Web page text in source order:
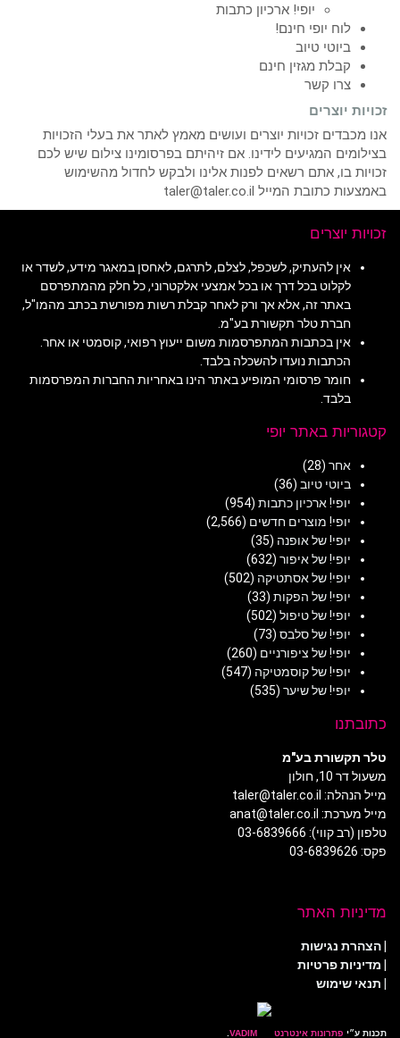
יופי! ארכיון כתבות
לוח יופי חינם!
ביוטי טיוב
קבלת מגזין חינם
צרו קשר
זכויות יוצרים
אנו מכבדים זכויות יוצרים ועושים מאמץ לאתר את בעלי הזכויות
בצילומים המגיעים לידינו. אם זיהיתם בפרסומינו צילום שיש לכם
זכויות בו, אתם רשאים לפנות אלינו ולבקש לחדול מהשימוש
באמצעות כתובת המייל taler@taler.co.il
זכויות יוצרים
אין להעתיק, לשכפל, לצלם, לתרגם, לאחסן במאגר מידע, לשדר או
לקלוט בכל דרך או בכל אמצעי אלקטרוני, כל חלק מהמתפרסם
באתר זה, אלא אך ורק לאחר קבלת רשות מפורשת בכתב מהמו"ל,
חברת טלר תקשורת בע"מ.
אין בכתבות המתפרסמות משום ייעוץ רפואי, קוסמטי או אחר.
הכתבות נועדו להשכלה בלבד.
חומר פרסומי המופיע באתר הינו באחריות החברות המפרסמות
בלבד.
קטגוריות באתר יופי
אחר (28)
ביוטי טיוב (36)
יופי! ארכיון כתבות (954)
יופי! מוצרים חדשים (2,566)
יופי! של אופנה (35)
יופי! של איפור (632)
יופי! של אסתטיקה (502)
יופי! של הפקות (33)
יופי! של טיפול (502)
יופי! של סלבס (73)
יופי! של ציפורניים (260)
יופי! של קוסמטיקה (547)
יופי! של שיער (535)
כתובתנו
טלר תקשורת בע"מ
משעול דר 10, חולון
מייל הנהלה: taler@taler.co.il
מייל מערכת: anat@taler.co.il
טלפון (רב קווי): 03-6839666
פקס: 03-6839626
מדיניות האתר
|הצהרת נגישות
| מדיניות פרטיות
| תנאי שימוש
תכנות ע״י פתרונות אינטרנט